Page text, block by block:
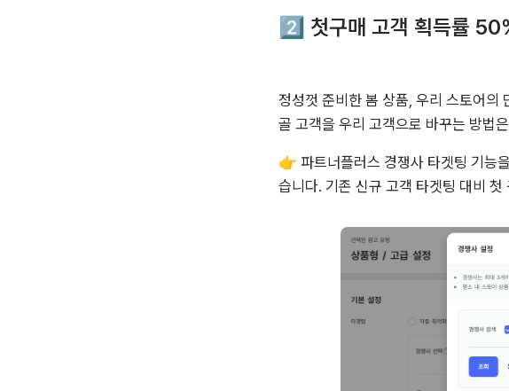
2️⃣ 첫구매 고객 획득률
정성껏 준비한 봄 상품, 우리 스토어의
골 고객을 우리 고객으로 바꾸는 방법
👉 파트너플러스 경쟁사 타겟팅 기능
습니다. 기존 신규 고객 타겟팅 대비